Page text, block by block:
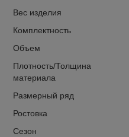
Вес изделия
Комплектность
Объем
Плотность/Толщина
материала
Размерный ряд
Ростовка
Сезон